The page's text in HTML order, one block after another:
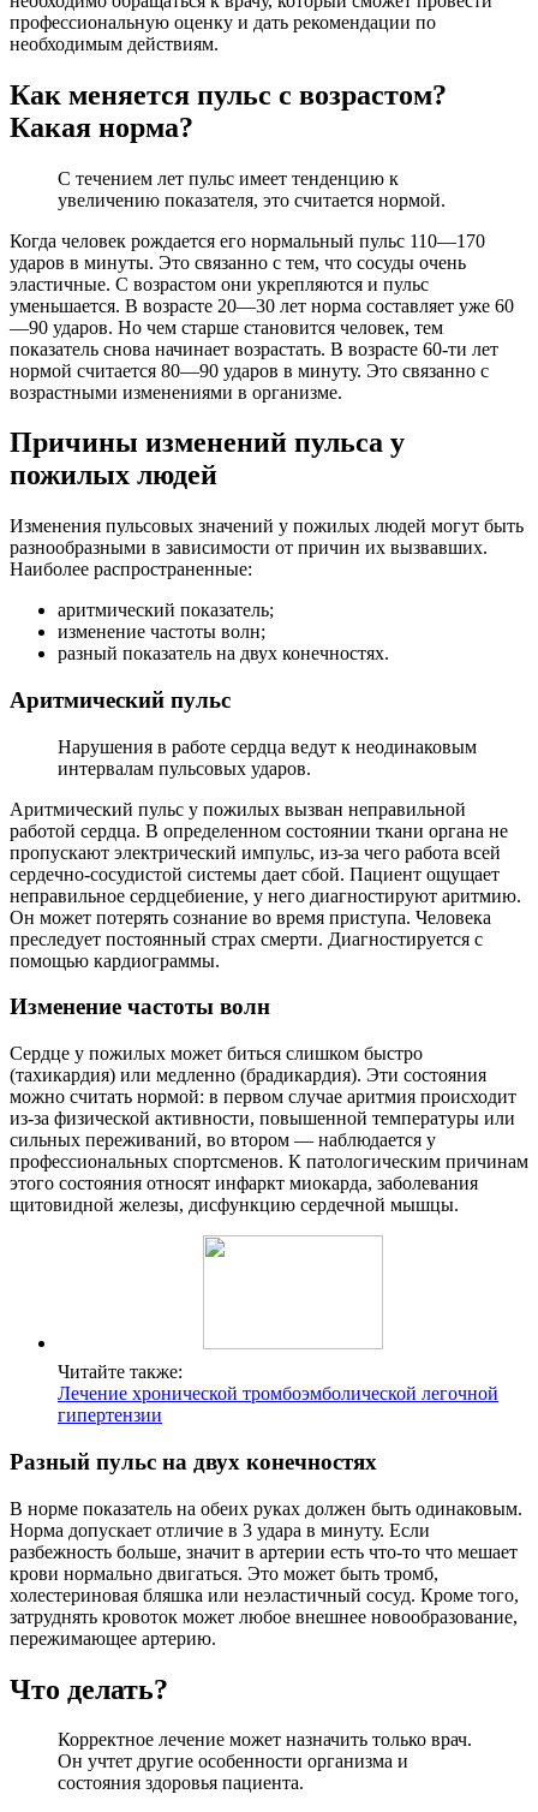
профессиональную оценку и дать рекомендации по
необходимым действиям.
Как меняется пульс с возрастом?
Какая норма?
С течением лет пульс имеет тенденцию к
увеличению показателя, это считается нормой.
Когда человек рождается его нормальный пульс 110—170
ударов в минуты. Это связанно с тем, что сосуды очень
эластичные. С возрастом они укрепляются и пульс
уменьшается. В возрасте 20—30 лет норма составляет уже 60
—90 ударов. Но чем старше становится человек, тем
показатель снова начинает возрастать. В возрасте 60-ти лет
нормой считается 80—90 ударов в минуту. Это связанно с
возрастными изменениями в организме.
Причины изменений пульса у
пожилых людей
Изменения пульсовых значений у пожилых людей могут быть
разнообразными в зависимости от причин их вызвавших.
Наиболее распространенные:
аритмический показатель;
изменение частоты волн;
разный показатель на двух конечностях.
Аритмический пульс
Нарушения в работе сердца ведут к неодинаковым
интервалам пульсовых ударов.
Аритмический пульс у пожилых вызван неправильной
работой сердца. В определенном состоянии ткани органа не
пропускают электрический импульс, из-за чего работа всей
сердечно-сосудистой системы дает сбой. Пациент ощущает
неправильное сердцебиение, у него диагностируют аритмию.
Он может потерять сознание во время приступа. Человека
преследует постоянный страх смерти. Диагностируется с
помощью кардиограммы.
Изменение частоты волн
Сердце у пожилых может биться слишком быстро
(тахикардия) или медленно (брадикардия). Эти состояния
можно считать нормой: в первом случае аритмия происходит
из-за физической активности, повышенной температуры или
сильных переживаний, во втором — наблюдается у
профессиональных спортсменов. К патологическим причинам
этого состояния относят инфаркт миокарда, заболевания
щитовидной железы, дисфункцию сердечной мышцы.
Читайте также:
Лечение хронической тромбоэмболической легочной
гипертензии
Разный пульс на двух конечностях
В норме показатель на обеих руках должен быть одинаковым.
Норма допускает отличие в 3 удара в минуту. Если
разбежность больше, значит в артерии есть что-то что мешает
крови нормально двигаться. Это может быть тромб,
холестериновая бляшка или неэластичный сосуд. Кроме того,
затруднять кровоток может любое внешнее новообразование,
пережимающее артерию.
Что делать?
Корректное лечение может назначить только врач.
Он учтет другие особенности организма и
состояния здоровья пациента.